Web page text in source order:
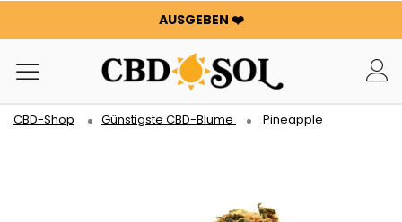
AUSGEBEN ❤️
WATERMELON CBD AB 0,30 €/g 🍉!
DOPPELTE BESTELLUNGEN ✨
100 G BLUMEN ODER HARZ GRATIS PRO 100 €, DIE SIE
AUSGEBEN ❤️
WATERMELON CBD AB 0,30 €/g 🍉!
CBD-Shop Günstigste CBD-Blume Pineapple